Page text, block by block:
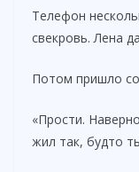
Телефон
свекровь. Лена
Потом пришло
«Прости.
жил так, будто